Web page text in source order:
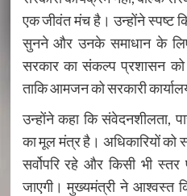
एक जीवंत मंच है। उन्होंने स्पष्ट
सुनने और उनके समाधान के
सरकार का संकल्प प्रशासन को
ताकि आमजन को सरकारी
उन्होंने कहा कि संवेदनशीलता,
का मूल मंत्र है। अधिकारियों को
सर्वोपरि रहे और किसी भी स्तर
जाएगी। मुख्यमंत्री ने आश्वस्त